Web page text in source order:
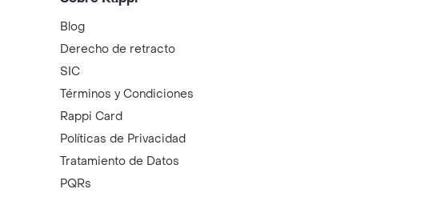
Blog
Derecho de retracto
SIC
Términos y Condiciones
Rappi Card
Políticas de Privacidad
Tratamiento de Datos
PQRs